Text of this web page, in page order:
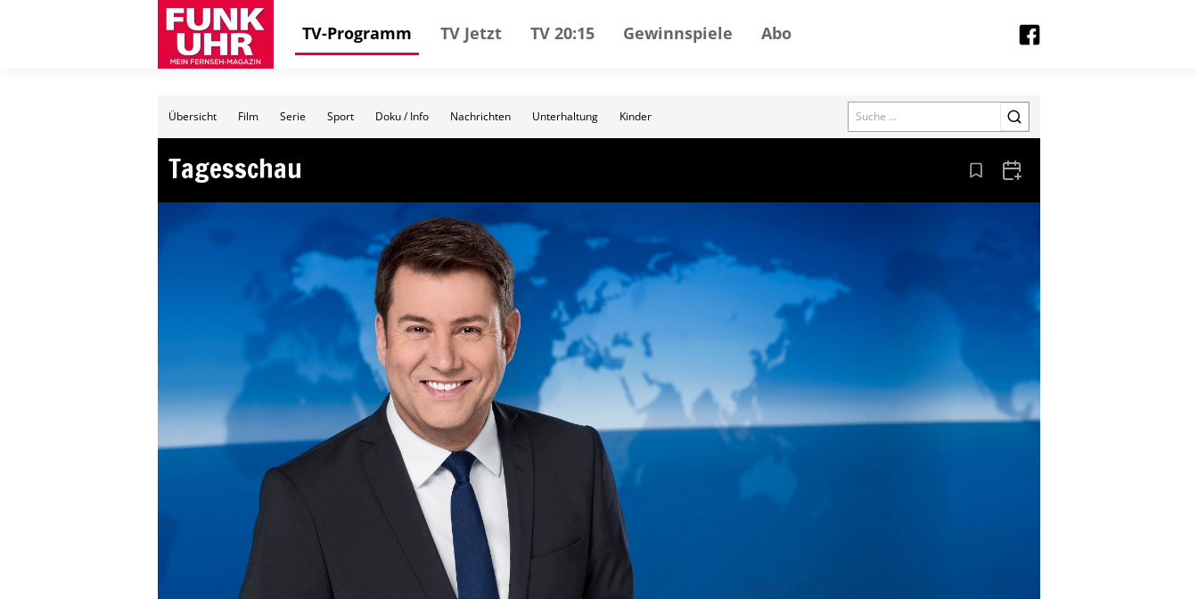
TV-Programm TV Jetzt TV 20:15 Gewinnspiele Abo
Übersicht Film Serie Sport Doku / Info Nachrichten Unterhaltung Kinder Search
Tagesschau Aus den Lesezeichen entfernen
Zum Kalender hinzufügen